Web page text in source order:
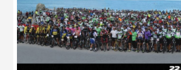
vía Internet por CULTURA TV el canal oficial de
fiesta http://culturamazatlan.com/culturatv/
https://www.youtube.com/watch?v=Tn0b97T-cIQ
https://www.youtube.com/watch?v=bZecln5IHbM